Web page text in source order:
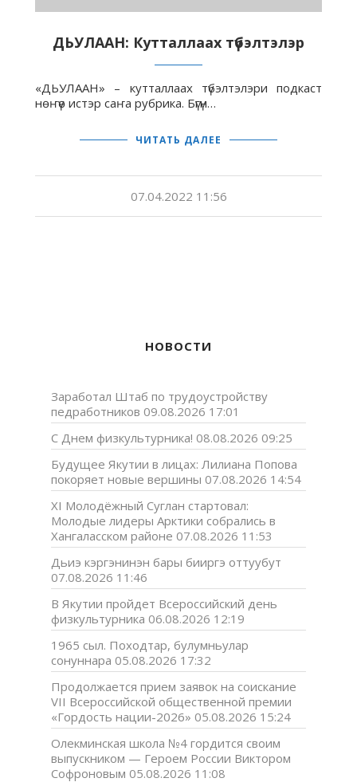
ДЬУЛААН: Кутталлаах түбэлтэлэр
«ДЬУЛААН» – кутталлаах түбэлтэлэри подкаст
нөҥүө истэр саҥа рубрика. Бүгүн…
ЧИТАТЬ ДАЛЕЕ
07.04.2022 11:56
НОВОСТИ
Заработал Штаб по трудоустройству
педработников 09.08.2026 17:01
С Днем физкультурника! 08.08.2026 09:25
Будущее Якутии в лицах: Лилиана Попова
покоряет новые вершины 07.08.2026 14:54
XI Молодёжный Суглан стартовал:
Молодые лидеры Арктики собрались в
Хангаласском районе 07.08.2026 11:53
Дьиэ кэргэнинэн бары бииргэ оттуубут
07.08.2026 11:46
В Якутии пройдет Всероссийский день
физкультурника 06.08.2026 12:19
1965 сыл. Походтар, булумньулар
сонуннара 05.08.2026 17:32
Продолжается прием заявок на соискание
VII Всероссийской общественной премии
«Гордость нации-2026» 05.08.2026 15:24
Олекминская школа №4 гордится своим
выпускником — Героем России Виктором
Софроновым 05.08.2026 11:08